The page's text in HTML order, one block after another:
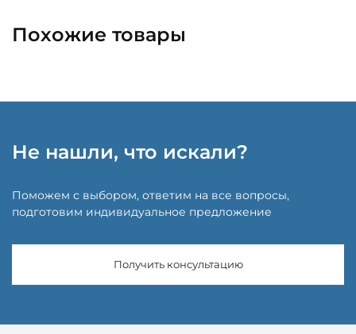
Похожие товары
Не нашли, что искали?
Поможем с выбором, ответим на все вопросы,
подготовим индивидуальное предложение
Получить консультацию